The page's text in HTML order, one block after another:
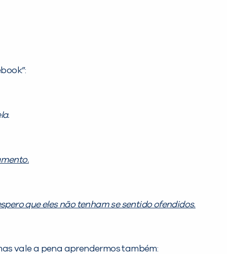
que eles não tenham se sentido ofendidos.
vale a pena aprendermos também: